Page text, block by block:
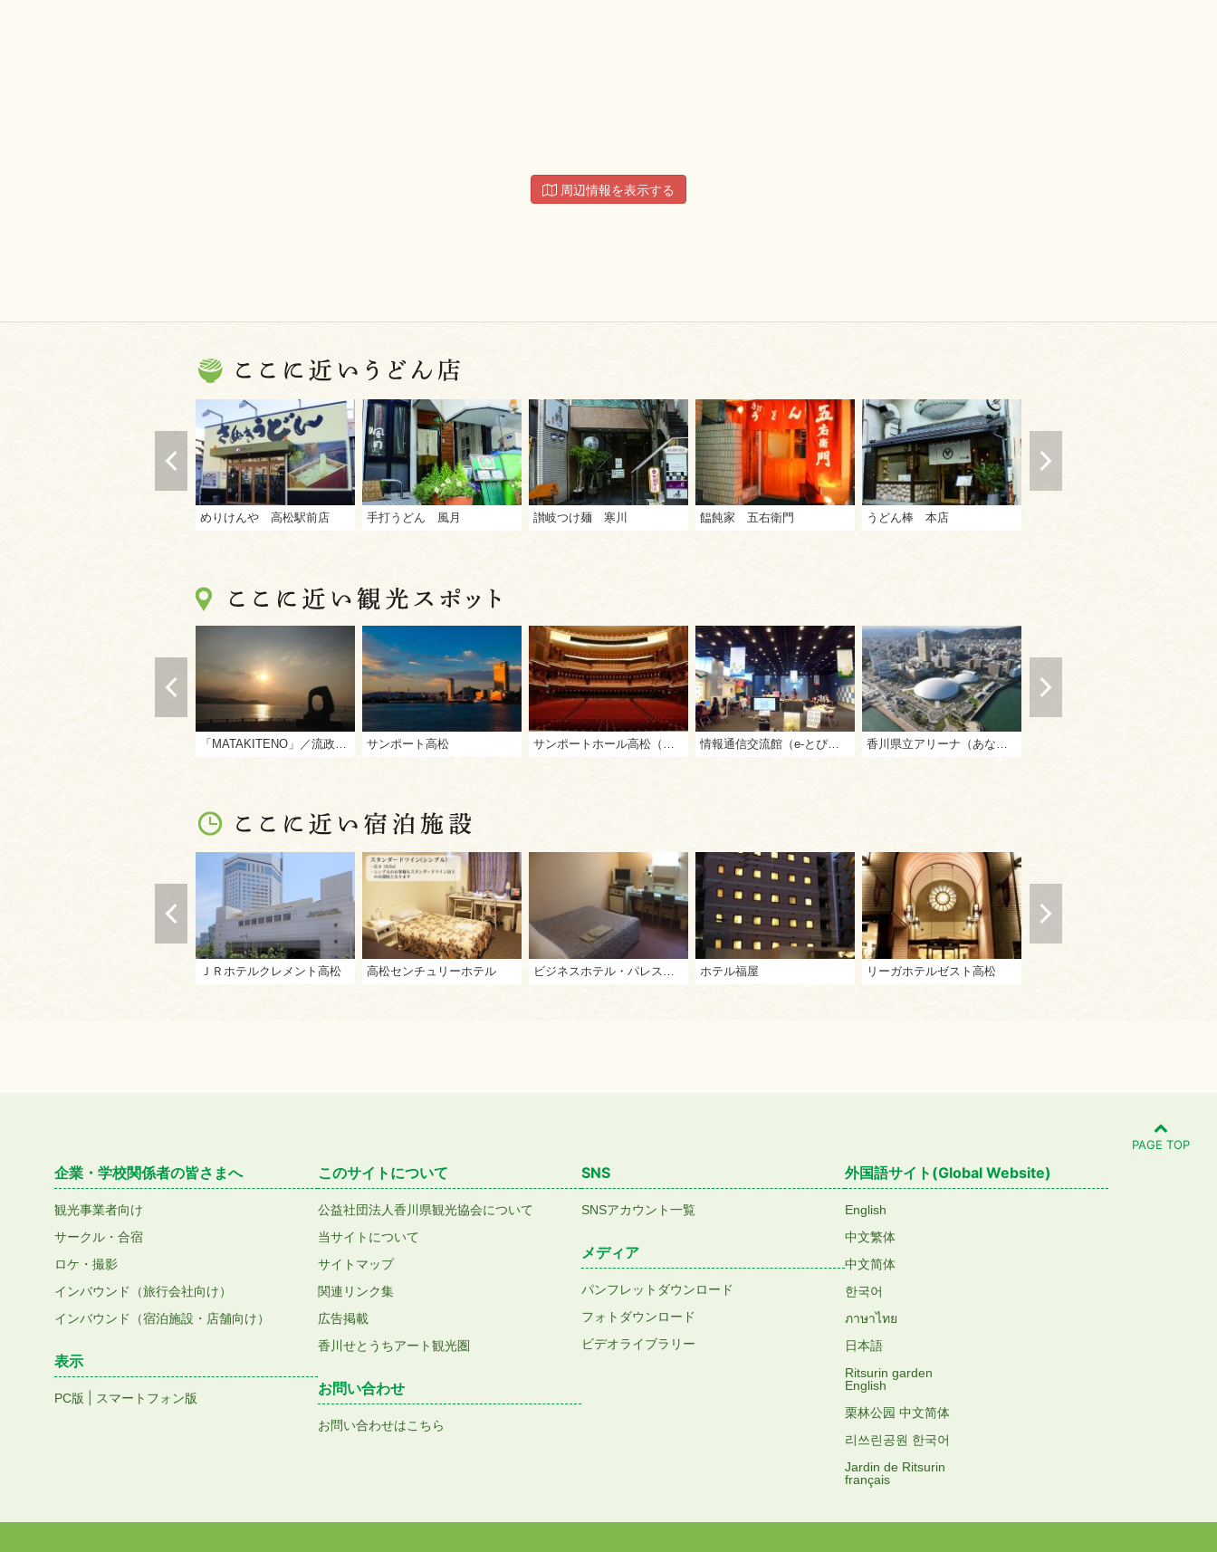
周辺情報を表示する
めりけんや 高松駅前店 手打うどん 風月 讃岐つけ麺 寒川 饂飩家 五右衛門 うどん棒 本店
「MATAKITENO」／流政之作（サンポート高松） サンポート高松 サンポートホール高松（高松市文化芸術ホール） 情報通信交流館（e-とぴあ・かがわ） 香川県立アリーナ（あなぶきアリーナ香川）
ＪＲホテルクレメント高松 高松センチュリーホテル ホテル福屋 リーガホテルゼスト高松
PAGE TOP
企業・学校関係者の皆さまへ
観光事業者向け
サークル・合宿
ロケ・撮影
インバウンド（旅行会社向け）
インバウンド（宿泊施設・店舗向け）
表示
PC版 スマートフォン版
このサイトについて
公益社団法人香川県観光協会について
当サイトについて
サイトマップ
関連リンク集
広告掲載
香川せとうちアート観光圏
お問い合わせ
お問い合わせはこちら
SNS
SNSアカウント一覧
メディア
パンフレットダウンロード
フォトダウンロード
ビデオライブラリー
外国語サイト(Global Website)
English
中文繁体
中文简体
한국어
ภาษาไทย
日本語
Ritsurin garden
English
栗林公园 中文简体
리쓰린공원 한국어
Jardin de Ritsurin
français